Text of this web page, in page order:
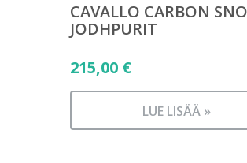
CAVALLO CARBON
JODHPURIT
215,00 €
LUE LISÄÄ »